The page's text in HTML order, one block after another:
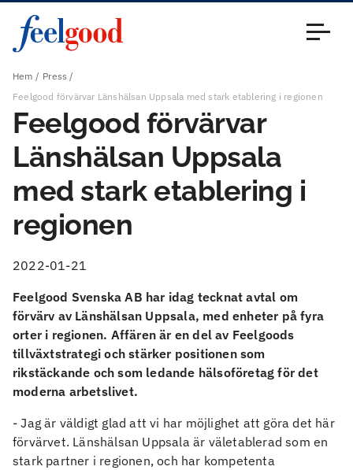
Hem
Press
Feelgood förvärvar Länshälsan Uppsala med stark etablering i regionen
Feelgood förvärvar
Länshälsan Uppsala
med stark etablering i
regionen
2022-01-21
Feelgood Svenska AB har idag tecknat avtal om
förvärv av Länshälsan Uppsala, med enheter på fyra
orter i regionen. Affären är en del av Feelgoods
tillväxtstrategi och stärker positionen som
rikstäckande och som ledande hälsoföretag för det
moderna arbetslivet.
- Jag är väldigt glad att vi har möjlighet att göra det här
förvärvet. Länshälsan Uppsala är väletablerad som en
stark partner i regionen, och har kompetenta